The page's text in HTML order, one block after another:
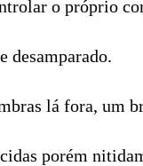
o próprio
desamparado.
lá fora, um
porém